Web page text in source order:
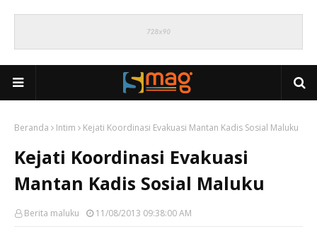
Beranda Intim Kejati Koordinasi Evakuasi Mantan Kadis Sosial Maluku
Kejati Koordinasi Evakuasi
Mantan Kadis Sosial Maluku
Berita maluku 11/08/2013 09:38:00 AM